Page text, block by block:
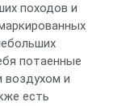
походов и
потаенные
воздухом и
есть